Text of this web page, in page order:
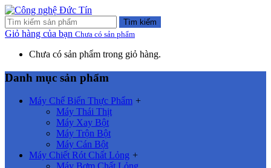
Tìm kiếm
Giỏ hàng của bạn Chưa có sản phẩm
Chưa có sản phẩm trong giỏ hàng.
Danh mục sản phẩm
Máy Chế Biến Thực Phẩm +
Máy Thái Thịt
Máy Xay Bột
Máy Trộn Bột
Máy Cán Bột
Máy Chiết Rót Chất Lỏng +